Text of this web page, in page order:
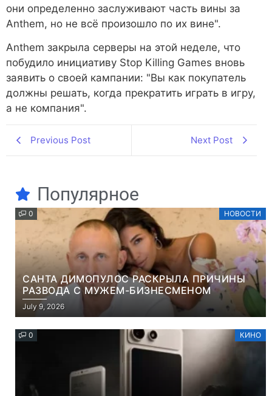
они определенно заслуживают часть вины за
Anthem, но не всё произошло по их вине".
Anthem закрыла серверы на этой неделе, что
побудило инициативу Stop Killing Games вновь
заявить о своей кампании: "Вы как покупатель
должны решать, когда прекратить играть в игру,
а не компания".
Previous Post Next Post
Популярное
0 НОВОСТИ
САНТА ДИМОПУЛОС РАСКРЫЛА ПРИЧИНЫ
РАЗВОДА С МУЖЕМ-БИЗНЕСМЕНОМ
July 9, 2026
0 КИНО